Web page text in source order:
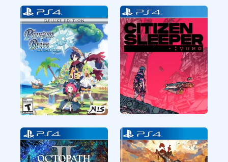
Dragon Quest XI S
Echoes of an Elusive
Age Definitive
Edition
Monster Hunter
Stories
Phantom Brave The
Lost Hero
Citizen Sleeper